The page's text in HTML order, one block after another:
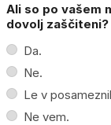
Ali so po vašem
dovolj zaščiteni?
Da.
Ne.
Le v
Ne vem.